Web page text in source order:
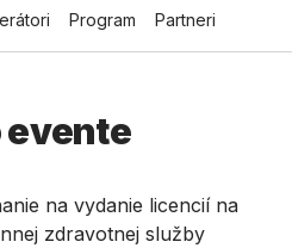
Program Partneri
evente
na vydanie licencií na
zdravotnej služby